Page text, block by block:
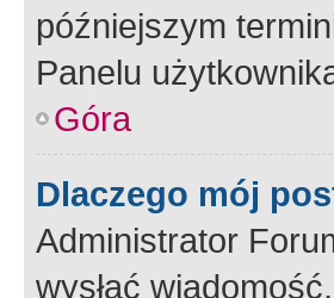
późniejszym
Panelu
Góra
Dlaczego mój
Administrator
wysłać